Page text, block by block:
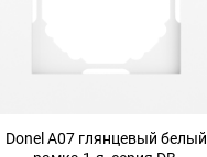
Donel A07 глянцевый белый